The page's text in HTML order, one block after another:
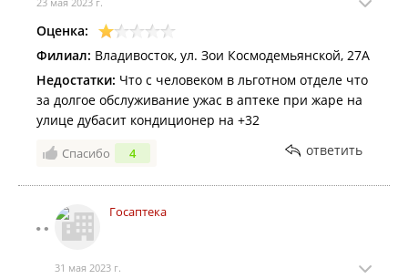
Оценка:
Филиал: Владивосток, ул. Зои Космодемьянской, 27А
Недостатки: Что с человеком в льготном отделе что
за долгое обслуживание ужас в аптеке при жаре на
улице дубасит кондиционер на +32
Спасибо 4 ответить
Госаптека
31 мая 2023 г.